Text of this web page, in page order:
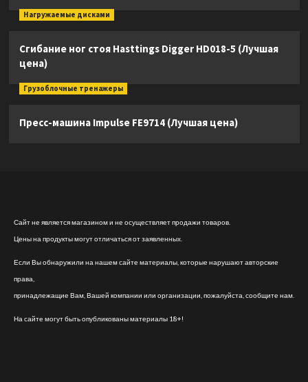
Нагружаемые дисками
Сгибание ног стоя Hasttings Digger HD018-5 (Лучшая
цена)
Грузоблочные тренажеры
Пресс-машина Impulse FE9714 (Лучшая цена)
Сайт не является магазином и не осуществляет продажи товаров.
Цены на продукты могут отличаться от заявленных.
Если Вы обнаружили на нашем сайте материалы, которые нарушают авторские
права,
принадлежащие Вам, Вашей компании или организации, пожалуйста, сообщите нам.
На сайте могут быть опубликованы материалы 18+!